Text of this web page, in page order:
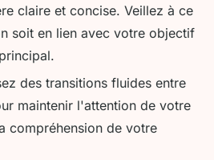
claire et concise. Veillez à ce
soit en lien avec votre objectif
des transitions fluides entre
maintenir l'attention de votre
compréhension de votre